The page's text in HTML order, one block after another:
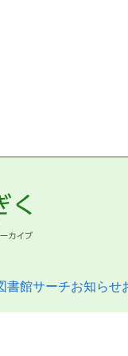
書館サーチお知らせ